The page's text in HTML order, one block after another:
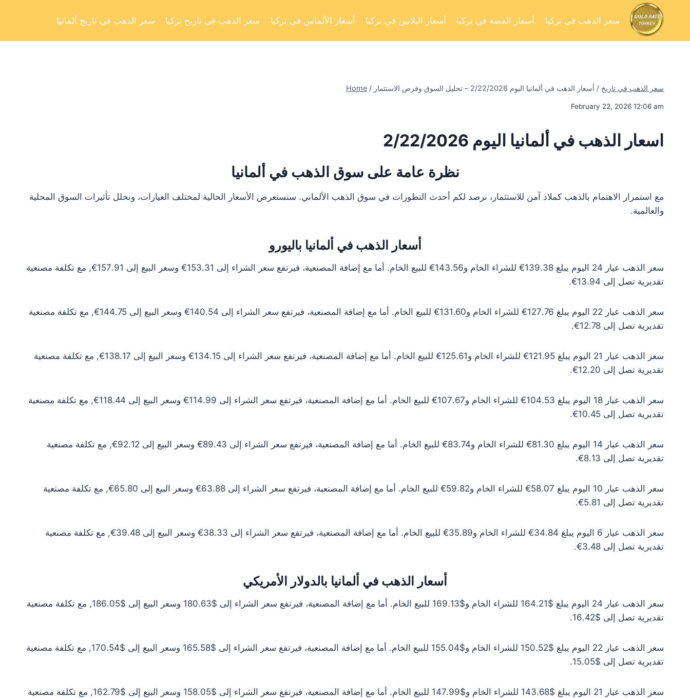
سعر الذهب في تاريخ ألمانيا سعر الذهب في تاريخ تركيا أسعار الألماس في تركيا أسعار البلاتين في تركيا أسعار الفضة في تركيا سعر الذهب في تركيا
Home / سعر الذهب في تاريخ / أسعار الذهب في ألمانيا اليوم 2/22/2026 – تحليل السوق وفرص الاستثمار
February 22, 2026 12:06 am
اسعار الذهب في ألمانيا اليوم 2/22/2026
نظرة عامة على سوق الذهب في ألمانيا
مع استمرار الاهتمام بالذهب كملاذ آمن للاستثمار، نرصد لكم أحدث التطورات في سوق الذهب الألماني. سنستعرض الأسعار الحالية لمختلف العيارات، ونحلل تأثيرات السوق المحلية
والعالمية.
أسعار الذهب في ألمانيا باليورو
سعر الذهب عيار 24 اليوم يبلغ 139.38€ للشراء الخام و143.56€ للبيع الخام. أما مع إضافة المصنعية، فيرتفع سعر الشراء إلى 153.31€ وسعر البيع إلى 157.91€, مع تكلفة مصنعية
تقديرية تصل إلى 13.94€.
سعر الذهب عيار 22 اليوم يبلغ 127.76€ للشراء الخام و131.60€ للبيع الخام. أما مع إضافة المصنعية، فيرتفع سعر الشراء إلى 140.54€ وسعر البيع إلى 144.75€, مع تكلفة مصنعية
تقديرية تصل إلى 12.78€.
سعر الذهب عيار 21 اليوم يبلغ 121.95€ للشراء الخام و125.61€ للبيع الخام. أما مع إضافة المصنعية، فيرتفع سعر الشراء إلى 134.15€ وسعر البيع إلى 138.17€, مع تكلفة مصنعية
تقديرية تصل إلى 12.20€.
سعر الذهب عيار 18 اليوم يبلغ 104.53€ للشراء الخام و107.67€ للبيع الخام. أما مع إضافة المصنعية، فيرتفع سعر الشراء إلى 114.99€ وسعر البيع إلى 118.44€, مع تكلفة مصنعية
تقديرية تصل إلى 10.45€.
سعر الذهب عيار 14 اليوم يبلغ 81.30€ للشراء الخام و83.74€ للبيع الخام. أما مع إضافة المصنعية، فيرتفع سعر الشراء إلى 89.43€ وسعر البيع إلى 92.12€, مع تكلفة مصنعية
تقديرية تصل إلى 8.13€.
سعر الذهب عيار 10 اليوم يبلغ 58.07€ للشراء الخام و59.82€ للبيع الخام. أما مع إضافة المصنعية، فيرتفع سعر الشراء إلى 63.88€ وسعر البيع إلى 65.80€, مع تكلفة مصنعية
تقديرية تصل إلى 5.81€.
سعر الذهب عيار 6 اليوم يبلغ 34.84€ للشراء الخام و35.89€ للبيع الخام. أما مع إضافة المصنعية، فيرتفع سعر الشراء إلى 38.33€ وسعر البيع إلى 39.48€, مع تكلفة مصنعية
تقديرية تصل إلى 3.48€.
أسعار الذهب في ألمانيا بالدولار الأمريكي
سعر الذهب عيار 24 اليوم يبلغ $164.21 للشراء الخام و$169.13 للبيع الخام. أما مع إضافة المصنعية، فيرتفع سعر الشراء إلى $180.63 وسعر البيع إلى $186.05, مع تكلفة مصنعية
تقديرية تصل إلى $16.42.
سعر الذهب عيار 22 اليوم يبلغ $150.52 للشراء الخام و$155.04 للبيع الخام. أما مع إضافة المصنعية، فيرتفع سعر الشراء إلى $165.58 وسعر البيع إلى $170.54, مع تكلفة مصنعية
تقديرية تصل إلى $15.05.
سعر الذهب عيار 21 اليوم يبلغ $143.68 للشراء الخام و$147.99 للبيع الخام. أما مع إضافة المصنعية، فيرتفع سعر الشراء إلى $158.05 وسعر البيع إلى $162.79, مع تكلفة مصنعية